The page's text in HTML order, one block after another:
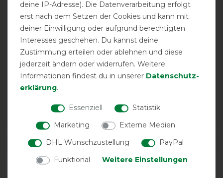
Verbindung mit zusätzlichen elastischem Deckengurt,
perfekte Bewegungsfreiheit.
25.01.2016
Super Schnitt, engt nirgends ein. Benutze die
Unterdecke zur Horseware Amigo Bravo Decke. Passt
prima! Diese Unterdecke ist vom Schnitt her besser als
die "normal" gschnittenen Liner ohne Gehfalte!
DETAILS ZUR PRODUKTSICHERHEIT
deine IP-Adresse). Die Datenverarbeitung erfolgt
erst nach dem Setzen der Cookies und kann mit
deiner Einwilligung oder aufgrund berechtigten
Interesses geschehen. Du kannst deine
Zustimmung erteilen oder ablehnen und diese
jederzeit ändern oder widerrufen. Weitere
Informationen findest du in unserer Daten­schutz­
erklärung.
Essenziell
Statistik
Marketing
Externe Medien
DHL Wunschzustellung
PayPal
Funktional
Weitere Einstellungen